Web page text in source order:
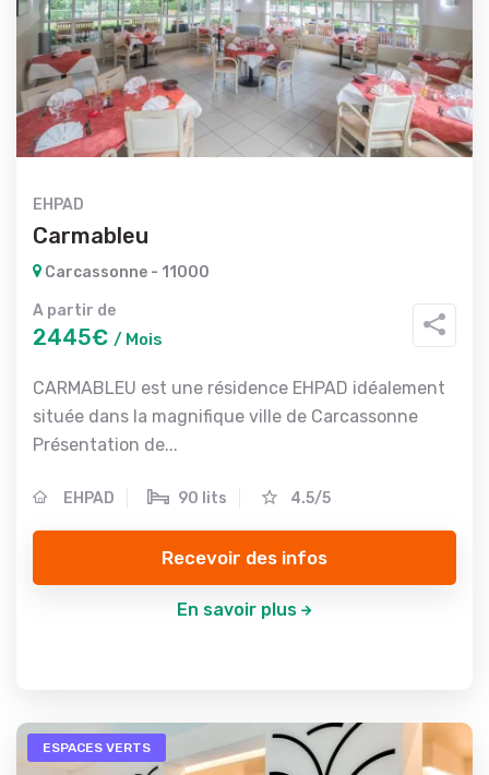
EHPAD
Carmableu
Carcassonne - 11000
A partir de
2445€ / Mois
CARMABLEU est une résidence EHPAD idéalement
située dans la magnifique ville de Carcassonne
Présentation de...
EHPAD 90 lits 4.5/5
Recevoir des infos
En savoir plus
ESPACES VERTS